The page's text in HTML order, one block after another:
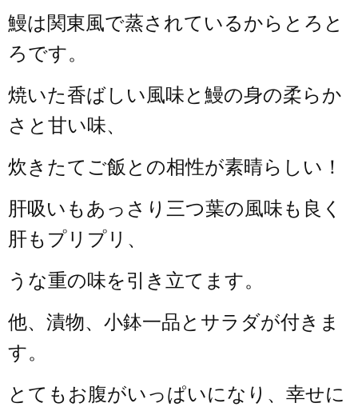
鰻は関東風で蒸されているからとろと
ろです。
焼いた香ばしい風味と鰻の身の柔らか
さと甘い味、
炊きたてご飯との相性が素晴らしい！
肝吸いもあっさり三つ葉の風味も良く
肝もプリプリ、
うな重の味を引き立てます。
他、漬物、小鉢一品とサラダが付きま
す。
とてもお腹がいっぱいになり、幸せに